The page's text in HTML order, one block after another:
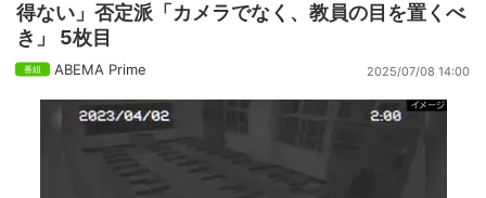
得ない」否定派「カメラでなく、教員の目を置くべ
き」 5枚目
ABEMA Prime 2025/07/08 14:00